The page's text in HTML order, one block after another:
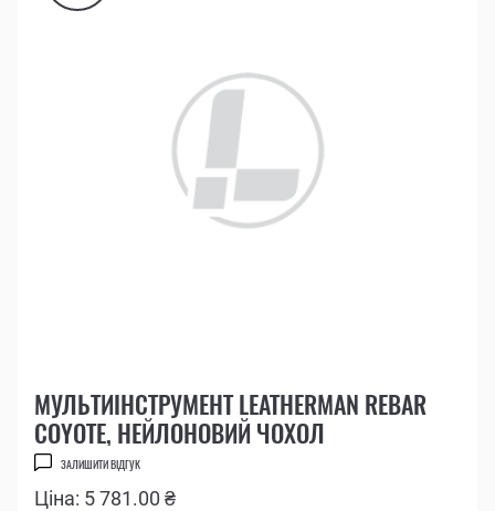
МУЛЬТИІНСТРУМЕНТ LEATHERMAN REBAR
COYOTE, НЕЙЛОНОВИЙ ЧОХОЛ
ЗАЛИШИТИ ВІДГУК
Ціна: 5 781.00 ₴